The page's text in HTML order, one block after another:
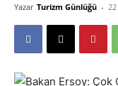
Yazar Turizm Günlüğü -